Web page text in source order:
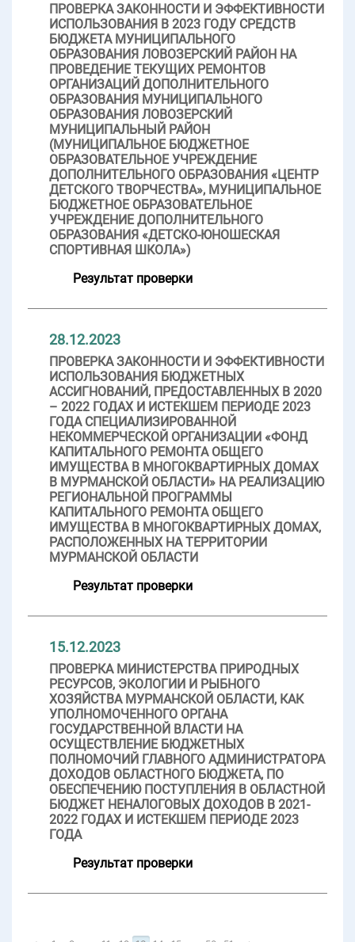
ПРОВЕРКА ЗАКОННОСТИ И ЭФФЕКТИВНОСТИ
ИСПОЛЬЗОВАНИЯ В 2023 ГОДУ СРЕДСТВ
БЮДЖЕТА МУНИЦИПАЛЬНОГО
ОБРАЗОВАНИЯ ЛОВОЗЕРСКИЙ РАЙОН НА
ПРОВЕДЕНИЕ ТЕКУЩИХ РЕМОНТОВ
ОРГАНИЗАЦИЙ ДОПОЛНИТЕЛЬНОГО
ОБРАЗОВАНИЯ МУНИЦИПАЛЬНОГО
ОБРАЗОВАНИЯ ЛОВОЗЕРСКИЙ
МУНИЦИПАЛЬНЫЙ РАЙОН
(МУНИЦИПАЛЬНОЕ БЮДЖЕТНОЕ
ОБРАЗОВАТЕЛЬНОЕ УЧРЕЖДЕНИЕ
ДОПОЛНИТЕЛЬНОГО ОБРАЗОВАНИЯ «ЦЕНТР
ДЕТСКОГО ТВОРЧЕСТВА», МУНИЦИПАЛЬНОЕ
БЮДЖЕТНОЕ ОБРАЗОВАТЕЛЬНОЕ
УЧРЕЖДЕНИЕ ДОПОЛНИТЕЛЬНОГО
ОБРАЗОВАНИЯ «ДЕТСКО-ЮНОШЕСКАЯ
СПОРТИВНАЯ ШКОЛА»)
Результат проверки
28.12.2023
ПРОВЕРКА ЗАКОННОСТИ И ЭФФЕКТИВНОСТИ
ИСПОЛЬЗОВАНИЯ БЮДЖЕТНЫХ
АССИГНОВАНИЙ, ПРЕДОСТАВЛЕННЫХ В 2020
– 2022 ГОДАХ И ИСТЕКШЕМ ПЕРИОДЕ 2023
ГОДА СПЕЦИАЛИЗИРОВАННОЙ
НЕКОММЕРЧЕСКОЙ ОРГАНИЗАЦИИ «ФОНД
КАПИТАЛЬНОГО РЕМОНТА ОБЩЕГО
ИМУЩЕСТВА В МНОГОКВАРТИРНЫХ ДОМАХ
В МУРМАНСКОЙ ОБЛАСТИ» НА РЕАЛИЗАЦИЮ
РЕГИОНАЛЬНОЙ ПРОГРАММЫ
КАПИТАЛЬНОГО РЕМОНТА ОБЩЕГО
ИМУЩЕСТВА В МНОГОКВАРТИРНЫХ ДОМАХ,
РАСПОЛОЖЕННЫХ НА ТЕРРИТОРИИ
МУРМАНСКОЙ ОБЛАСТИ
Результат проверки
15.12.2023
ПРОВЕРКА МИНИСТЕРСТВА ПРИРОДНЫХ
РЕСУРСОВ, ЭКОЛОГИИ И РЫБНОГО
ХОЗЯЙСТВА МУРМАНСКОЙ ОБЛАСТИ, КАК
УПОЛНОМОЧЕННОГО ОРГАНА
ГОСУДАРСТВЕННОЙ ВЛАСТИ НА
ОСУЩЕСТВЛЕНИЕ БЮДЖЕТНЫХ
ПОЛНОМОЧИЙ ГЛАВНОГО АДМИНИСТРАТОРА
ДОХОДОВ ОБЛАСТНОГО БЮДЖЕТА, ПО
ОБЕСПЕЧЕНИЮ ПОСТУПЛЕНИЯ В ОБЛАСТНОЙ
БЮДЖЕТ НЕНАЛОГОВЫХ ДОХОДОВ В 2021-
2022 ГОДАХ И ИСТЕКШЕМ ПЕРИОДЕ 2023
ГОДА
Результат проверки